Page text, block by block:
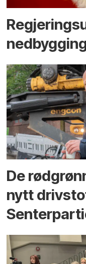
De
nytt